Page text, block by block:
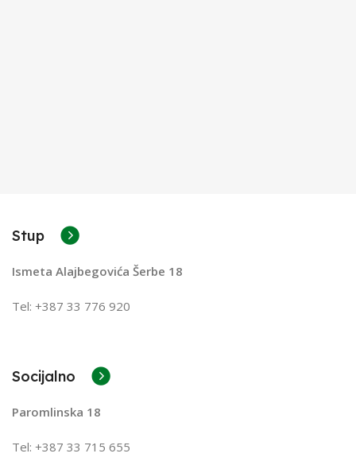
Stup
Ismeta Alajbegovića Šerbe 18
Tel: +387 33 776 920
Socijalno
Paromlinska 18
Tel: +387 33 715 655